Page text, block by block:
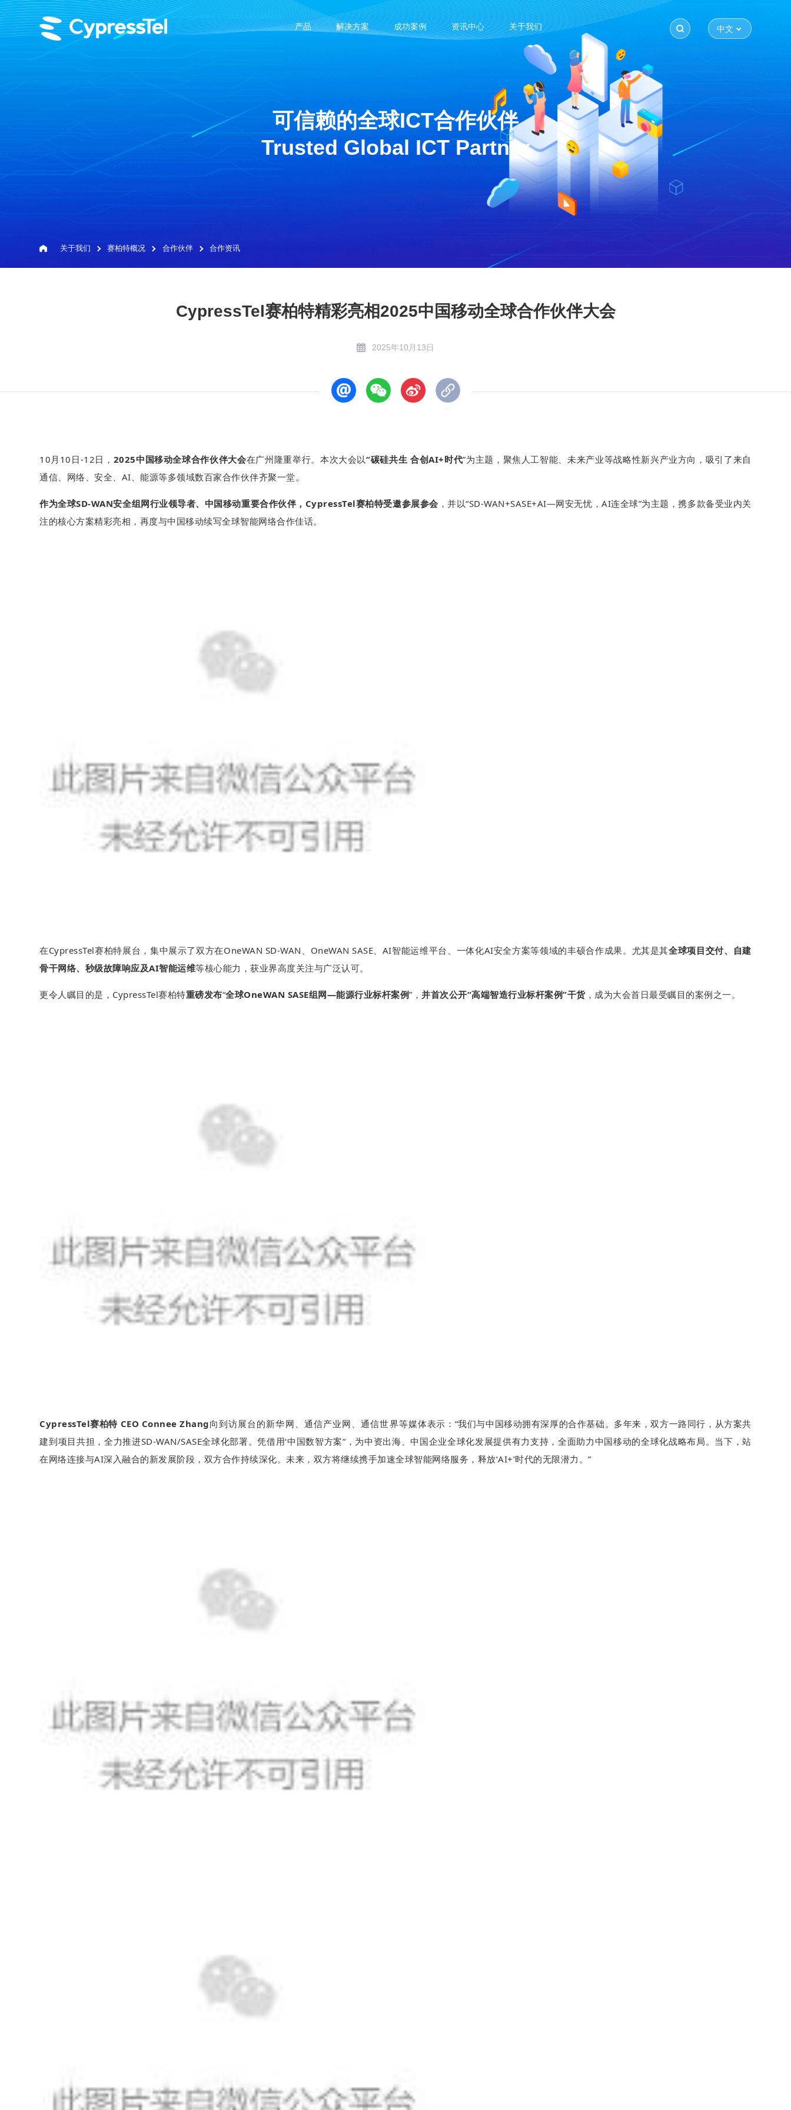
产品 解决方案 成功案例 资讯中心 关于我们 中文
可信赖的全球ICT合作伙伴
Trusted Global ICT Partner
关于我们 赛柏特概况 合作伙伴 合作资讯
CypressTel赛柏特精彩亮相2025中国移动全球合作伙伴大会
2025年10月13日
10月10日-12日， 2025中国移动全球合作伙伴大会在广州隆重举行。本次大会以“碳硅共生 合创AI+时代”为主题，聚焦人工智能、未来产业等战略性新兴产业方向，吸引了来自
通信、网络、安全、AI、能源等多领域数百家合作伙伴齐聚一堂。
作为全球SD-WAN安全组网行业领导者、中国移动重要合作伙伴，CypressTel赛柏特受邀参展参会 ，并以“SD-WAN+SASE+AI—网安无忧，AI连全球”为主题，携多款备受业内关
注的核心方案精彩亮相，再度与中国移动续写全球智能网络合作佳话。
在CypressTel赛柏特展台，集中展示了双方在OneWAN SD-WAN、OneWAN SASE、AI智能运维平台、一体化AI安全方案等领域的丰硕合作成果。尤其是其全球项目交付、自建
骨干网络、秒级故障响应及AI智能运维等核心能力，获业界高度关注与广泛认可。
更令人瞩目的是，CypressTel赛柏特重磅发布“全球OneWAN SASE组网—能源行业标杆案例”，并首次公开“高端智造行业标杆案例”干货，成为大会首日最受瞩目的案例之一。
CypressTel赛柏特 CEO Connee Zhang向到访展台的新华网、 通信产业网、通信世界等媒体表示：“我们与中国移动拥有深厚的合作基础。多年来，双方一路同行，从方案共
建到项目共担，全力推进SD-WAN/SASE全球化部署。凭借用‘中国数智方案“，为中资出海、中国企业全球化发展提供有力支持，全面助力中国移动的全球化战略布局。当下，站
在网络连接与AI深入融合的新发展阶段，双方合作持续深化。未来，双方将继续携手加速全球智能网络服务，释放‘AI+’时代的无限潜力。”